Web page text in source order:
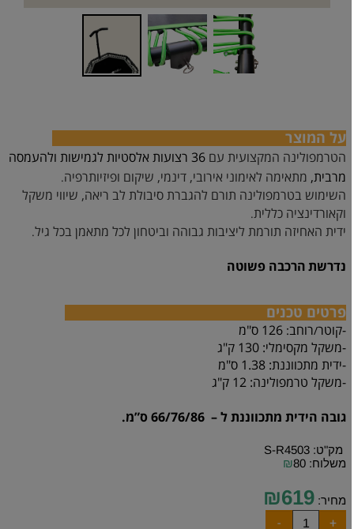
על המוצר
הטרמפולינה המקצועית עם
36 רצועות אלסטיות לגמישות ולהעמסה
מרבית, מתאימה לאימוני אירובי, דינמי, שיקום ופיזיותרפיה.
השימוש בטרמפולינה תורם להגברת סיבולת לב ריאה, שיווי משקל
וקאורדינציה כללית.
ידית האחיזה תורמת ליציבות גבוהה וביטחון לכל מתאמן בכל גיל.
נדרשת הרכבה פשוטה
פרטים טכנים
-קוטר/רוחב: 126 ס"מ
-משקל מקסימלי: 130ק"ג
-ידית מתכווננת: 1.38 ס"מ
-משקל טרמפולינה: 12 ק"ג
גובה הידית מתכווננת ל – 66/76/86 ס”מ.
מק"ט: S-R4503
משלוח:
₪80
מחיר: ₪619